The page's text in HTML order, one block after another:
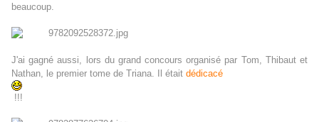
beaucoup.
J'ai gagné aussi, lors du grand concours organisé par Tom, Thibaut et
Nathan, le premier tome de Triana. Il était dédicacé
!!!